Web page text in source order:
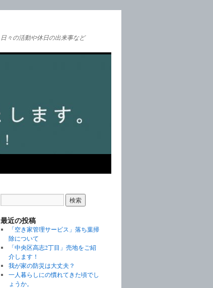
日々の活動や休日の出来事など
最近の投稿
「空き家管理サービス」落ち葉掃
除について
「中央区高志2丁目」売地をご紹
介します！
我が家の防災は大丈夫？
一人暮らしにの慣れてきた頃でし
ょうか。